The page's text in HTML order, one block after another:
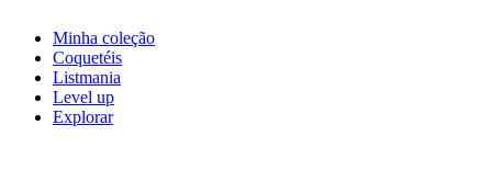
Minha coleção
Coquetéis
Listmania
Level up
Explorar